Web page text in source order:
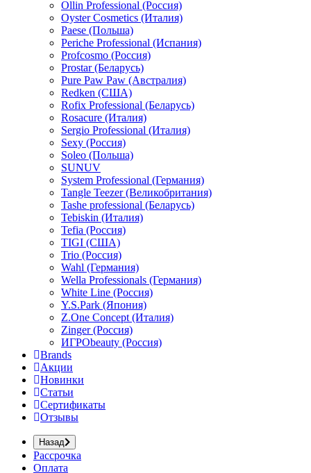
Ollin Professional (Россия)
Oyster Cosmetics (Италия)
Paese (Польша)
Periche Professional (Испания)
Profcosmo (Россия)
Prostar (Беларусь)
Pure Paw Paw (Австралия)
Redken (США)
Rofix Professional (Беларусь)
Rosacure (Италия)
Sergio Professional (Италия)
Sexy (Россия)
Soleo (Польша)
SUNUV
System Professional (Германия)
Tangle Teezer (Великобритания)
Tashe professional (Беларусь)
Tebiskin (Италия)
Tefia (Россия)
TIGI (США)
Trio (Россия)
Wahl (Германия)
Wella Professionals (Германия)
White Line (Россия)
Y.S.Park (Япония)
Z.One Concept (Италия)
Zinger (Россия)
ИГРОbeauty (Россия)
Brands
Акции
Новинки
Статьи
Сертификаты
Отзывы
Назад
Рассрочка
Оплата